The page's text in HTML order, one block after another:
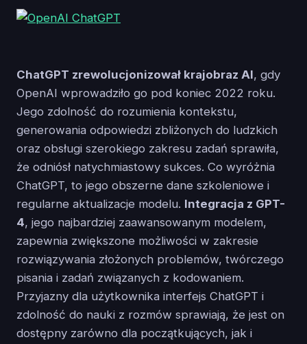
ChatGPT zrewolucjonizował krajobraz AI, gdy
OpenAI wprowadziło go pod koniec 2022 roku.
Jego zdolność do rozumienia kontekstu,
generowania odpowiedzi zbliżonych do ludzkich
oraz obsługi szerokiego zakresu zadań sprawiła,
że odniósł natychmiastowy sukces. Co wyróżnia
ChatGPT, to jego obszerne dane szkoleniowe i
regularne aktualizacje modelu. Integracja z GPT-
4, jego najbardziej zaawansowanym modelem,
zapewnia zwiększone możliwości w zakresie
rozwiązywania złożonych problemów, twórczego
pisania i zadań związanych z kodowaniem.
Przyjazny dla użytkownika interfejs ChatGPT i
zdolność do nauki z rozmów sprawiają, że jest on
dostępny zarówno dla początkujących, jak i